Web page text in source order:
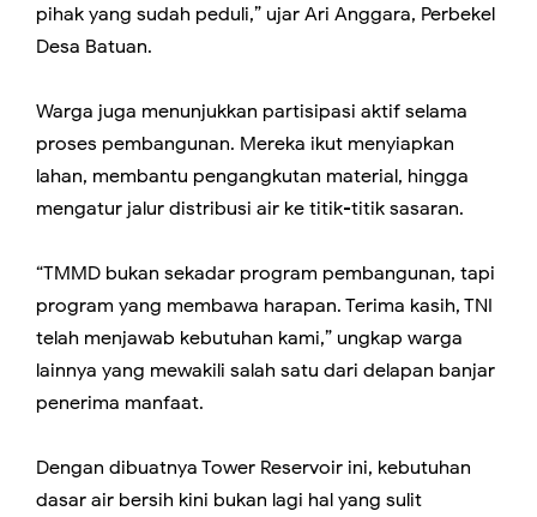
pihak yang sudah peduli,” ujar Ari Anggara, Perbekel
Desa Batuan.
Warga juga menunjukkan partisipasi aktif selama
proses pembangunan. Mereka ikut menyiapkan
lahan, membantu pengangkutan material, hingga
mengatur jalur distribusi air ke titik-titik sasaran.
“TMMD bukan sekadar program pembangunan, tapi
program yang membawa harapan. Terima kasih, TNI
telah menjawab kebutuhan kami,” ungkap warga
lainnya yang mewakili salah satu dari delapan banjar
penerima manfaat.
Dengan dibuatnya Tower Reservoir ini, kebutuhan
dasar air bersih kini bukan lagi hal yang sulit